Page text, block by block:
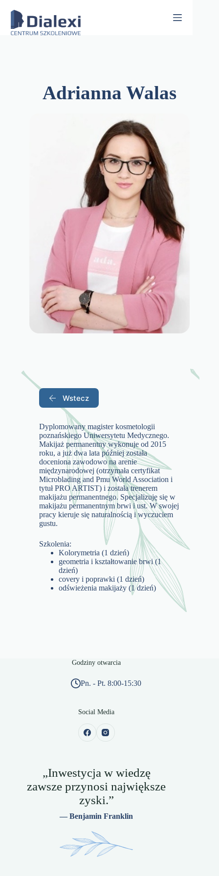
content
Adrianna Walas
Wstecz
Dyplomowany magister kosmetologii
poznańskiego Uniwersytetu Medycznego.
Makijaż permanentny wykonuje od 2015
roku, a już dwa lata później została
doceniona zawodowo na arenie
międzynarodowej (otrzymała certyfikat
Microblading and Pmu World Association i
tytuł PRO ARTIST) i została trenerem
makijażu permanentnego. Specjalizuję się w
makijażu permanentnym brwi i ust. W swojej
pracy kieruje się naturalnością i wyczuciem
gustu.
Szkolenia:
Kolorymetria (1 dzień)
geometria i kształtowanie brwi (1
dzień)
covery i poprawki (1 dzień)
odświeżenia makijaży (1 dzień)
Godziny otwarcia
Pn. - Pt. 8:00-15:30
Social Media
„Inwestycja w wiedzę
zawsze przynosi największe
zyski.”
— Benjamin Franklin